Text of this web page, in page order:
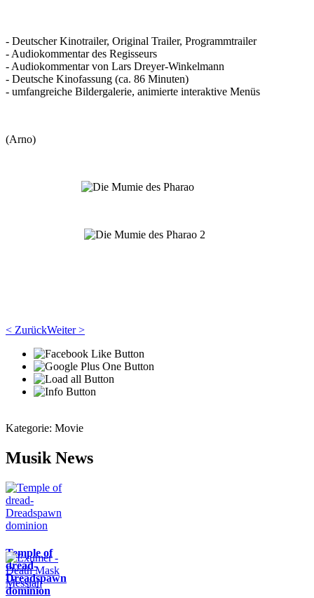
- Deutscher Kinotrailer, Original Trailer, Programmtrailer
- Audiokommentar des Regisseurs
- Audiokommentar von Lars Dreyer-Winkelmann
- Deutsche Kinofassung (ca. 86 Minuten)
- umfangreiche Bildergalerie, animierte interaktive Menüs
(Arno)
< ZurückWeiter >
Kategorie: Movie
Musik News
Temple of
dread-
Dreadspawn
dominion